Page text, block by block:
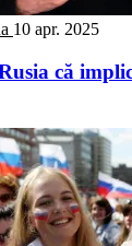
10 apr. 2025
că